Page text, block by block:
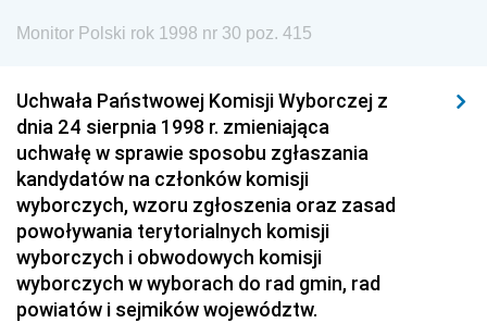
Monitor Polski rok 1998 nr 30 poz. 415
Uchwała Państwowej Komisji Wyborczej z
dnia 24 sierpnia 1998 r. zmieniająca
uchwałę w sprawie sposobu zgłaszania
kandydatów na członków komisji
wyborczych, wzoru zgłoszenia oraz zasad
powoływania terytorialnych komisji
wyborczych i obwodowych komisji
wyborczych w wyborach do rad gmin, rad
powiatów i sejmików województw.